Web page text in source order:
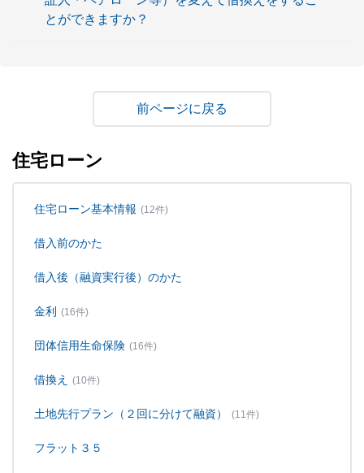
とができますか？
戻る
住宅ローン
住宅ローン基本情報 (12件)
借入前のかた
借入後（融資実行後）のかた
金利 (16件)
団体信用生命保険 (16件)
借換え (10件)
土地先行プラン（２回に分けて融資） (11件)
フラット３５